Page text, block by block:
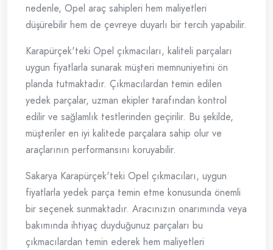
nedenle, Opel araç sahipleri hem maliyetleri
düşürebilir hem de çevreye duyarlı bir tercih yapabilir.
Karapürçek'teki Opel çıkmacıları, kaliteli parçaları
uygun fiyatlarla sunarak müşteri memnuniyetini ön
planda tutmaktadır. Çıkmacılardan temin edilen
yedek parçalar, uzman ekipler tarafından kontrol
edilir ve sağlamlık testlerinden geçirilir. Bu şekilde,
müşteriler en iyi kalitede parçalara sahip olur ve
araçlarının performansını koruyabilir.
Sakarya Karapürçek'teki Opel çıkmacıları, uygun
fiyatlarla yedek parça temin etme konusunda önemli
bir seçenek sunmaktadır. Aracınızın onarımında veya
bakımında ihtiyaç duyduğunuz parçaları bu
çıkmacılardan temin ederek hem maliyetleri